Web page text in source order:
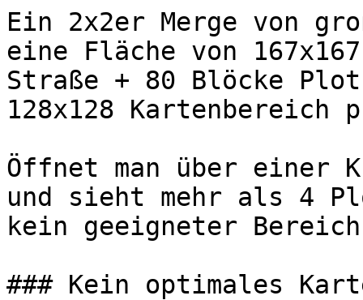
Ein 2x2er Merge von
eine Fläche von
Straße + 80 Blöcke
128x128
Öffnet man über einer
und sieht mehr als 4
kein geeigneter
### Kein optimales